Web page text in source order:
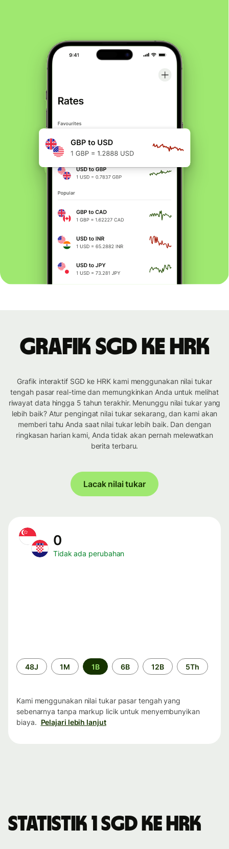
Grafik SGD ke HRK
Grafik interaktif SGD ke HRK kami menggunakan nilai tukar
tengah pasar real-time dan memungkinkan Anda untuk melihat
riwayat data hingga 5 tahun terakhir. Menunggu nilai tukar yang
lebih baik? Atur pengingat nilai tukar sekarang, dan kami akan
memberi tahu Anda saat nilai tukar lebih baik. Dan dengan
ringkasan harian kami, Anda tidak akan pernah melewatkan
berita terbaru.
Lacak nilai tukar
0
Tidak ada perubahan
Periode
waktu
48J 1M 1B 6B 12B 5Th
Kami menggunakan nilai tukar pasar tengah yang
sebenarnya tanpa markup licik untuk menyembunyikan
biaya. Pelajari lebih lanjut
Statistik 1 SGD ke HRK